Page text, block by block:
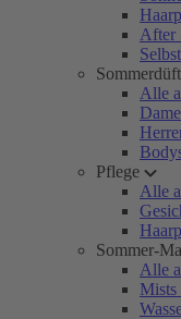
After
Alle
Pflege
Alle
Sommer-
Alle
Mists